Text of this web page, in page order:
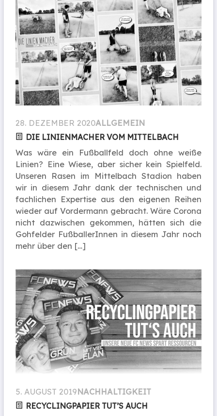
28. DEZEMBER 2020ALLGEMEIN
DIE LINIENMACHER VOM MITTELBACH
Was wäre ein Fußballfeld doch ohne weiße
Linien? Eine Wiese, aber sicher kein Spielfeld.
Unseren Rasen im Mittelbach Stadion haben
wir in diesem Jahr dank der technischen und
fachlichen Expertise aus den eigenen Reihen
wieder auf Vordermann gebracht. Wäre Corona
nicht dazwischen gekommen, hätten sich die
Gohfelder FußballerInnen in diesem Jahr noch
mehr über den […]
5. AUGUST 2019NACHHALTIGKEIT
RECYCLINGPAPIER TUT’S AUCH